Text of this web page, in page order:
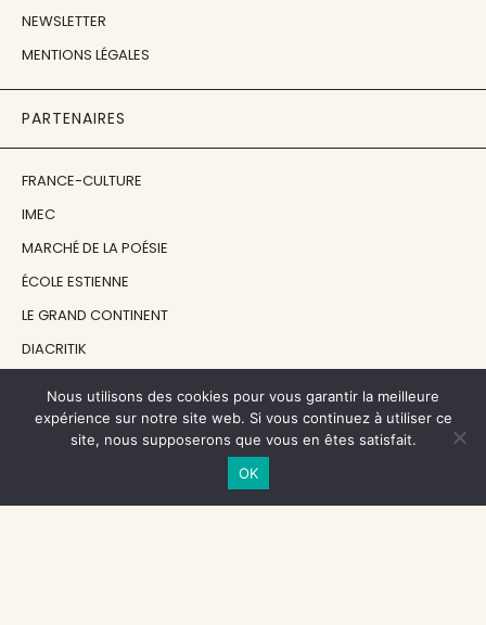
NEWSLETTER
MENTIONS LÉGALES
PARTENAIRES
FRANCE-CULTURE
IMEC
MARCHÉ DE LA POÉSIE
ÉCOLE ESTIENNE
LE GRAND CONTINENT
DIACRITIK
NOS SOUTIENS
CENTRE NATIONAL DU LIVRE
Nous utilisons des cookies pour vous garantir la meilleure
expérience sur notre site web. Si vous continuez à utiliser ce
site, nous supposerons que vous en êtes satisfait.
OK